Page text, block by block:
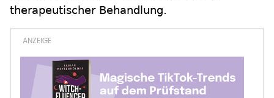
therapeutischer Behandlung.